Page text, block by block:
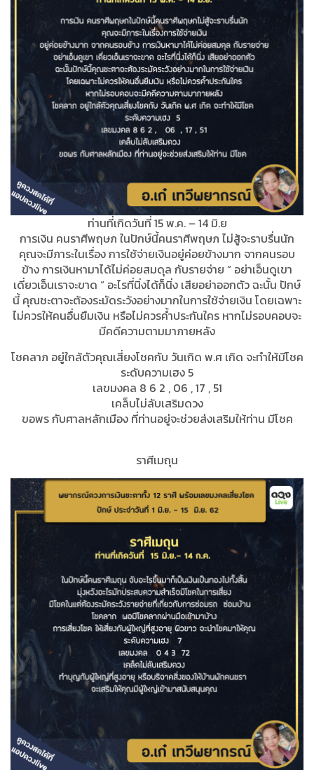
ท่านที่เกิดวันที่ 15 พ.ค. – 14 มิ.ย
การเงิน คนราศีพฤษภ ในปักษ์นี้คนราศีพฤษภ ไม่สู้จะราบรื่นนัก
คุณจะมีภาระในเรื่อง การใช้จ่ายเงินอยู่ค่อยข้างมาก จากคนรอบ
ข้าง การเงินหามาได้ไม่ค่อยสมดุล กับรายจ่าย “ อย่าเอ็นดูเขา
เดี่ยวเอ็นเราจะขาด “ อะไรที่นิ่งได้ก็นิ่ง เสียอย่าออกตัว ฉะนั้น ปักษ์
นี้ คุณชะตาจะต้องระมัดระวังอย่างมากในการใช้จ่ายเงิน โดยเฉพาะ
ไม่ควรให้คนอื่นยืมเงิน หรือไม่ควรค้ำประกันใคร หากไม่รอบคอบจะ
มีคดีความตามมาภายหลัง
โชคลาภ อยู่ใกล้ตัวคุณเสี่ยงโชคกับ วันเกิด พ.ศ เกิด จะทำให้มีโชค
ระดับความเฮง 5
เลขมงคล 8 6 2 , 06 , 17 , 51
เคล็บไม่ลับเสริมดวง
ขอพร กับศาลหลักเมือง ที่ท่านอยู่จะช่วยส่งเสริมให้ท่าน มีโชค
ราศีเมถุน